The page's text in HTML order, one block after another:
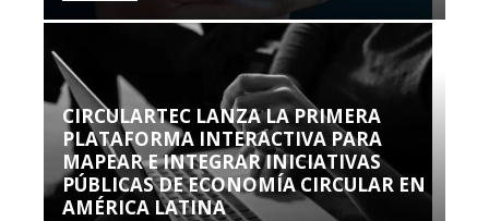
CIRCULARTEC LANZA LA PRIMERA
PLATAFORMA INTERACTIVA PARA
MAPEAR E INTEGRAR INICIATIVAS
PÚBLICAS DE ECONOMÍA CIRCULAR EN
AMÉRICA LATINA